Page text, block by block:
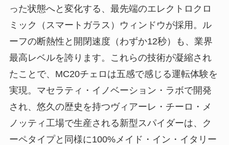
った状態へと変化する、最先端のエレクトロクロ
ミック（スマートガラス）ウィンドウが採用。ル
ーフの断熱性と開閉速度（わずか12秒）も、業界
最高レベルを誇ります。これらの技術が凝縮され
たことで、MC20チェロは五感で感じる運転体験を
実現。マセラティ・イノベーション・ラボで開発
され、悠久の歴史を持つヴィアーレ・チーロ・メ
ノッティ工場で生産される新型スパイダーは、ク
ーペタイプと同様に100%メイド・イン・イタリー